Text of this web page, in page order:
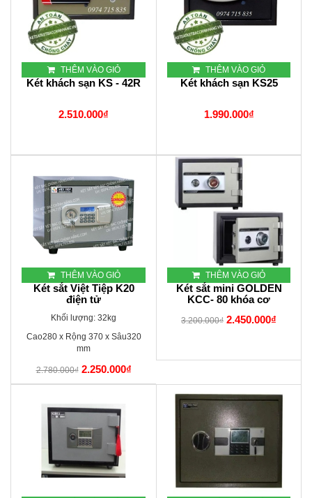
THÊM VÀO GIỎ
Két khách sạn KS - 42R
2.510.000₫
THÊM VÀO GIỎ
Két khách sạn KS25
1.990.000₫
THÊM VÀO GIỎ
Két sắt Việt Tiệp K20
điện tử
Khối lượng: 32kg
Cao280 x Rộng 370 x Sâu320
mm
2.780.000₫ 2.250.000₫
THÊM VÀO GIỎ
Két sắt mini GOLDEN
KCC- 80 khóa cơ
3.200.000₫ 2.450.000₫